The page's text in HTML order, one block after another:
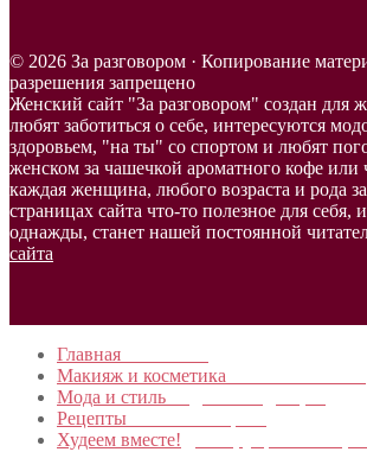
© 2026 За разговором · Копирование
разрешения запрещено
Женский сайт "За разговором" создан для
любят заботиться о себе, интересуются
здоровьем, "на ты" со спортом и любят
женском за чашечкой ароматного кофе или
каждая женщина, любого возраста и рода
страницах сайта что-то полезное для себя,
однажды, станет нашей постоянной
сайта
Главная
Макияж и косметика
Мода и стиль
Рецепты
Худеем вместе!